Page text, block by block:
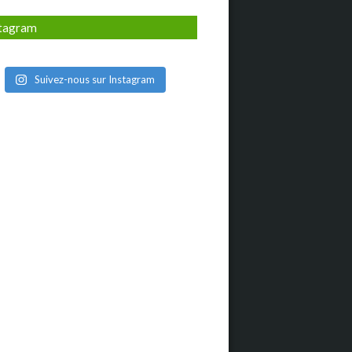
Suivez-nous sur Instagram